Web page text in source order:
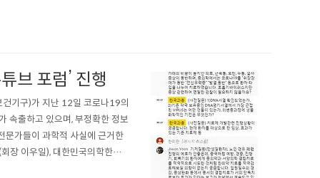
브 포럼’ 진행
기구)가 지난 12일 코로나19의
속출하고 있으며, 부정확한 정보
문가들이 과학적 사실에 근거한
장 이우일), 대한민국의학한림